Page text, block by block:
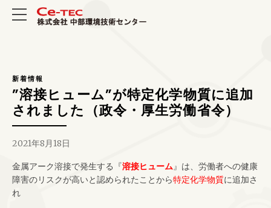
新着情報
”溶接ヒューム”が特定化学物質に追加
されました（政令・厚生労働省令）
2021年8月18日
金属アーク溶接で発生する『溶接ヒューム』は、労働者への健康
障害のリスクが高いと認められたことから特定化学物質に追加さ
れ